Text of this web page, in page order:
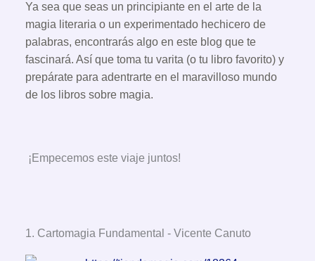
Ya sea que seas un principiante en el arte de la
magia literaria o un experimentado hechicero de
palabras, encontrarás algo en este blog que te
fascinará. Así que toma tu varita (o tu libro favorito) y
prepárate para adentrarte en el maravilloso mundo
de los libros sobre magia.
¡Empecemos este viaje juntos!
1. Cartomagia Fundamental - Vicente Canuto